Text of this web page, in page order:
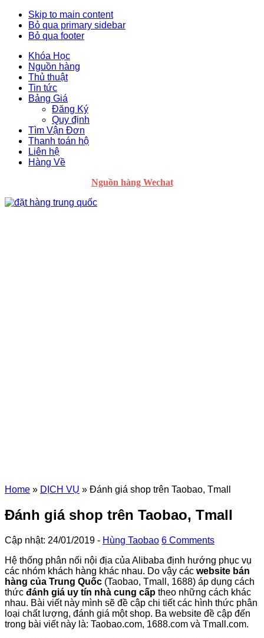
Skip to main content
Bỏ qua primary sidebar
Bỏ qua footer
Khóa Học
Nguồn hàng
Thủ thuật
Tin tức
Bảng Giá
Đăng Ký
Quy định
Tìm Vận Đơn
Thanh toán hộ
Liên hệ
Hàng Về
Nguồn hàng Wechat
Home » DỊCH VỤ » Đánh giá shop trên Taobao, Tmall
Đánh giá shop trên Taobao, Tmall
Cập nhật: 24/01/2019 - Hùng Taobao 6 Comments
Hệ thống phân nối nội địa của Alibaba định hướng phục vụ
các nhóm khách hàng khác nhau. Do vậy các website bán
hàng của Trung Quốc (Taobao, Tmall, 1688) áp dụng cách
thức đánh giá uy tín nhà cung cấp theo những cách khác
nhau. Bài viết này mình sẽ đề cập chi tiết các hình thức phân
loại chất lượng, đánh giá một shop. Ba website đề cập đến
trong bài viết này là: Taobao.com, 1688.com và Tmall.com.